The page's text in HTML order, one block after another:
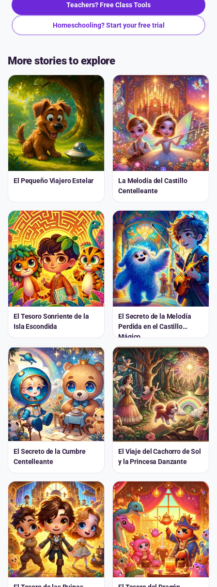
Teachers? Free Class Tools
Homeschooling? Start your free trial
More stories to explore
El Pequeño Viajero Estelar
La Melodía del Castillo
Centelleante
El Tesoro Sonriente de la
Isla Escondida
El Secreto de la Melodía
Perdida en el Castillo
Mágico
El Secreto de la Cumbre
Centelleante
El Viaje del Cachorro de Sol
y la Princesa Danzante